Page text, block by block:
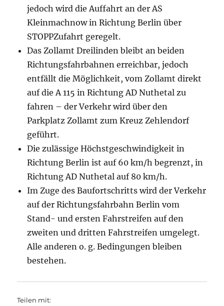
jedoch wird die Auffahrt an der AS
Kleinmachnow in Richtung Berlin über
STOPPZufahrt geregelt.
Das Zollamt Dreilinden bleibt an beiden
Richtungsfahrbahnen erreichbar, jedoch
entfällt die Möglichkeit, vom Zollamt direkt
auf die A 115 in Richtung AD Nuthetal zu
fahren – der Verkehr wird über den
Parkplatz Zollamt zum Kreuz Zehlendorf
geführt.
Die zulässige Höchstgeschwindigkeit in
Richtung Berlin ist auf 60 km/h begrenzt, in
Richtung AD Nuthetal auf 80 km/h.
Im Zuge des Baufortschritts wird der Verkehr
auf der Richtungsfahrbahn Berlin vom
Stand- und ersten Fahrstreifen auf den
zweiten und dritten Fahrstreifen umgelegt.
Alle anderen o. g. Bedingungen bleiben
bestehen.
Teilen mit: